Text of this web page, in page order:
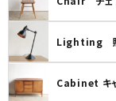
Lighting
Cabinet キ